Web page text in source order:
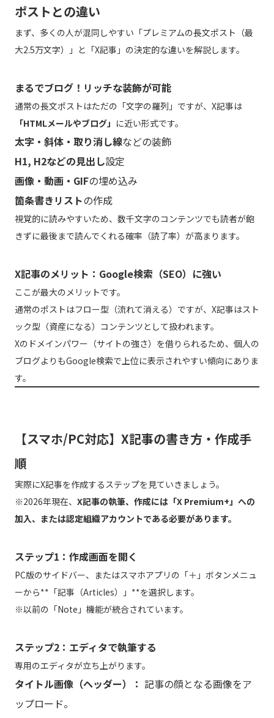
ポストとの違い
まず、多くの人が混同しやすい「プレミアムの長文ポスト（最
大2.5万文字）」と「X記事」の決定的な違いを解説します。
まるでブログ！リッチな装飾が可能
通常の長文ポストはただの「文字の羅列」ですが、X記事は
「HTMLメールやブログ」 に近い形式です。
太字・斜体・取り消し線などの装飾
H1, H2などの見出し設定
画像・動画・GIFの埋め込み
箇条書きリストの作成
視覚的に読みやすいため、数千文字のコンテンツでも読者が飽
きずに最後まで読んでくれる確率（読了率）が高まります。
X記事のメリット：Google検索（SEO）に強い
ここが最大のメリットです。
通常のポストはフロー型（流れて消える）ですが、X記事はスト
ック型（資産になる）コンテンツとして扱われます。
Xのドメインパワー（サイトの強さ）を借りられるため、個人の
ブログよりもGoogle検索で上位に表示されやすい傾向にありま
す。
【スマホ/PC対応】X記事の書き方・作成手
順
実際にX記事を作成するステップを見ていきましょう。
※2026年現在、 X記事の執筆、作成には「X Premium+」への
加入、または認定組織アカウントである必要があります。
ステップ1：作成画面を開く
PC版のサイドバー、またはスマホアプリの「＋」ボタンメニュ
ーから**「記事（Articles）」**を選択します。
※以前の「Note」機能が統合されています。
ステップ2：エディタで執筆する
専用のエディタが立ち上がります。
タイトル画像（ヘッダー）： 記事の顔となる画像をア
ップロード。